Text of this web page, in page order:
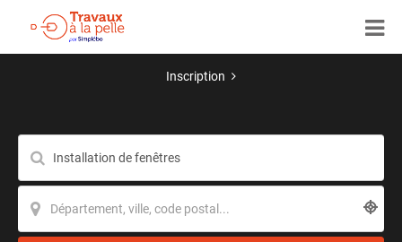
Inscription